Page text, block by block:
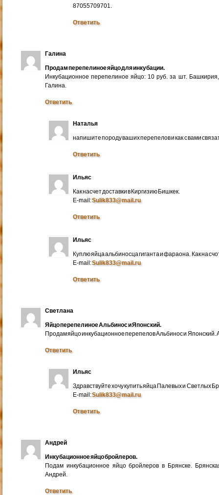
87055709701.
Ответить
Галина
Продам перепелиное яйцо для инкубации.
Инкубационное перепелиное яйцо: 10 руб. за шт.
Галина.
Ответить
Наталья
напишите породу ваших перепелов и как с вами
Ответить
Ильяс
Как насчет доставки в Киргизию Бишкек.
E-mail:Sulik833@mail.ru
Ответить
Ильяс
Куплю яйца альбиносца гиганта и фараона. Как на
E-mail:Sulik833@mail.ru
Ответить
Светлана
Яйцо перепелиное Альбинос и Японский.
Продам яйцо инкубационное перепелов Альбинос и
Ответить
Ильяс
Здравствуйте хочу купить яйца Палевых и Светлых
E-mail:Sulik833@mail.ru
Ответить
Андрей
Инкубационное яйцо бройлеров.
Подам инкубационное яйцо бройлеров в Брянске.
Андрей.
Ответить